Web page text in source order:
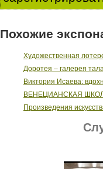
Похожие
Художественная
Доротея – галерея
Виктория Исаева:
ВЕНЕЦИАНСКАЯ
Произведения